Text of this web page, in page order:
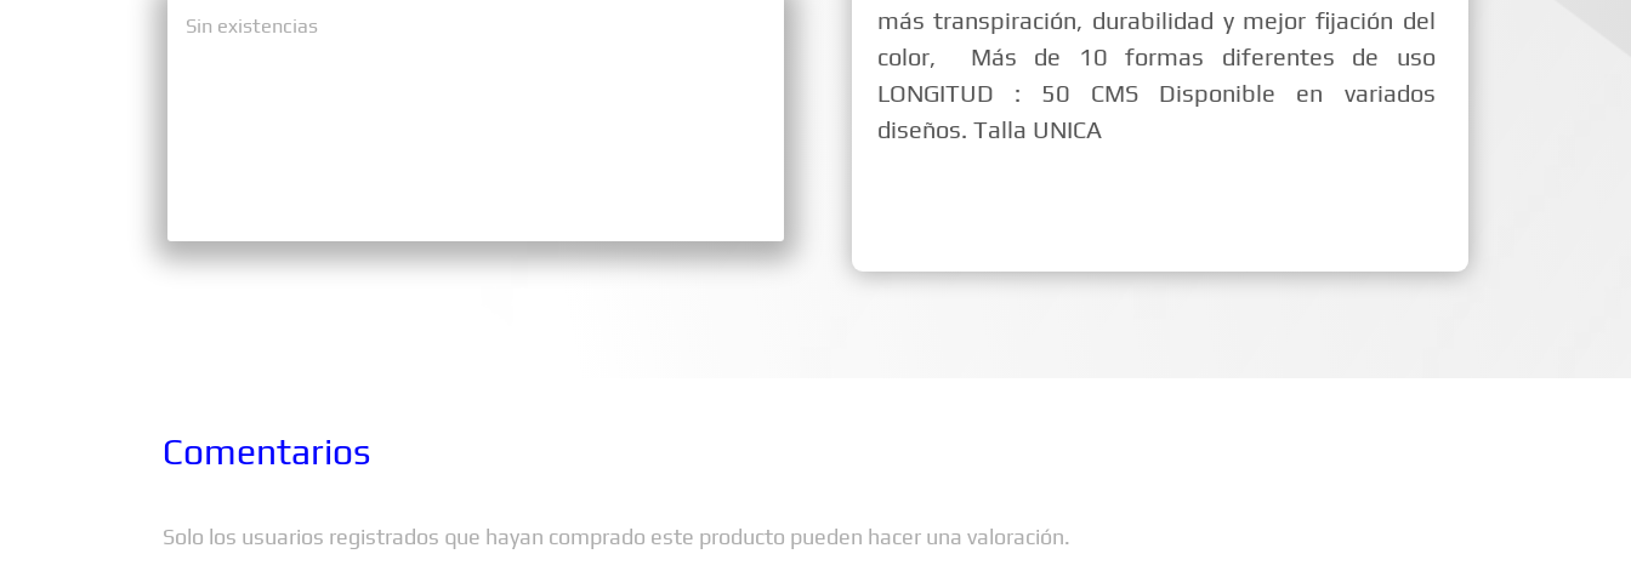
Sin existencias
más transpiración, durabilidad y mejor fijación del
color, Más de 10 formas diferentes de uso
LONGITUD : 50 CMS Disponible en variados
diseños. Talla UNICA
Comentarios
Solo los usuarios registrados que hayan comprado este producto pueden hacer una valoración.